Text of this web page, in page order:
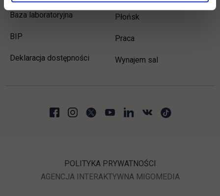
Baza laboratoryjna
BIP link otwiera się w nowej karcie
Deklaracja dostępności
Wydział Zamiejscowy
Płońsk
Praca
Wynajem sal
POLITYKA PRYWATNOŚCI
AGENCJA INTERAKTYWNALINK OTWIERA SIĘ W
MIGOMEDIALINK